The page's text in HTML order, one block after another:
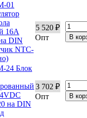
01
16А
DIN
NTC-
5 520 ₽
Опт
24 Блок
на DIN
3 702 ₽
Опт